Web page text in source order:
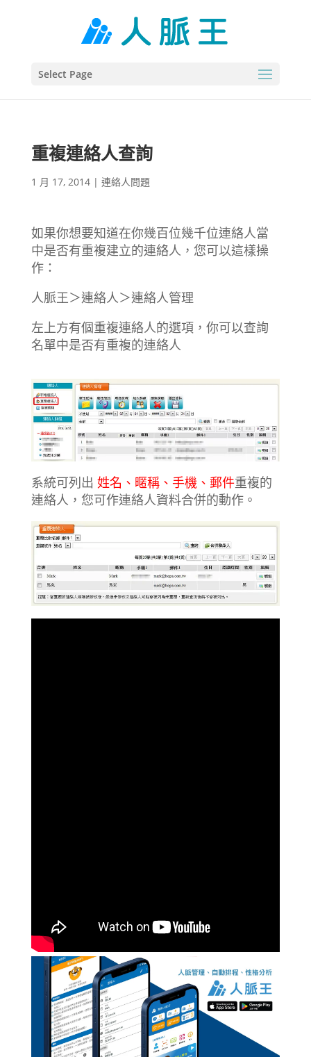
Select Page
重複連絡人查詢
1 月 17, 2014| 連絡人問題
如果你想要知道在你幾百位幾千位連絡人當
中是否有重複建立的連絡人，您可以這樣操
作：
人脈王＞連絡人＞連絡人管理
左上方有個重複連絡人的選項，你可以查詢
名單中是否有重複的連絡人
系統可列出 姓名、暱稱、手機、郵件重複的
連絡人，您可作連絡人資料合併的動作。